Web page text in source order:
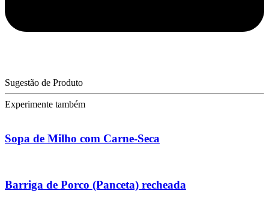
Sugestão de Produto
Experimente também
Sopa de Milho com Carne-Seca
Barriga de Porco (Panceta) recheada